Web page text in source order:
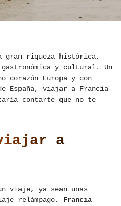
gran riqueza histórica,
y cultural. Un
Europa y con
España, viajar a Francia
contarte que no te
a
viaje, ya sean unas
relámpago, Francia